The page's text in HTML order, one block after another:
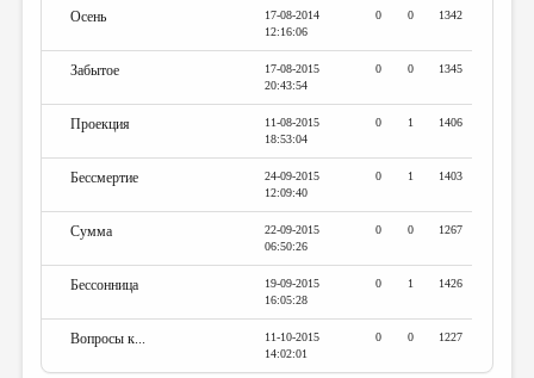
Осень
17-08-2014
12:16:06
0 0 1342
Забытое
17-08-2015
20:43:54
0 0 1345
Проекция
11-08-2015
18:53:04
0 1 1406
Бессмертие
24-09-2015
12:09:40
0 1 1403
Сумма
22-09-2015
06:50:26
0 0 1267
Бессонница
19-09-2015
16:05:28
0 1 1426
Вопросы к...
11-10-2015
14:02:01
0 0 1227